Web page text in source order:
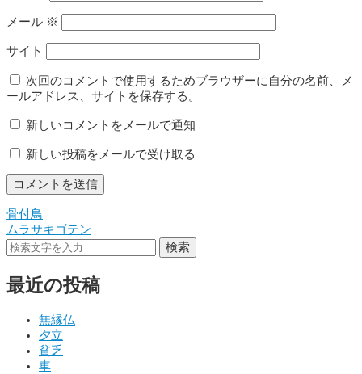
メール ※
サイト
次回のコメントで使用するためブラウザーに自分の名前、メ
ールアドレス、サイトを保存する。
新しいコメントをメールで通知
新しい投稿をメールで受け取る
投
稿
ビ
骨付鳥
ムラサキゴテン
検索
最近の投稿
無縁仏
夕立
貧乏
車